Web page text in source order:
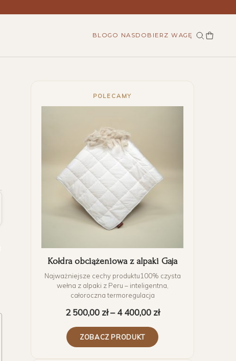
BLOG O NASDOBIERZ WAGĘ
POLECAMY
Kołdra obciążeniowa z alpaki Gaja
Najważniejsze cechy produktu100% czysta
wełna z alpaki z Peru – inteligentna,
całoroczna termoregulacja
2 500,00 zł – 4 400,00 zł
ZOBACZ PRODUKT